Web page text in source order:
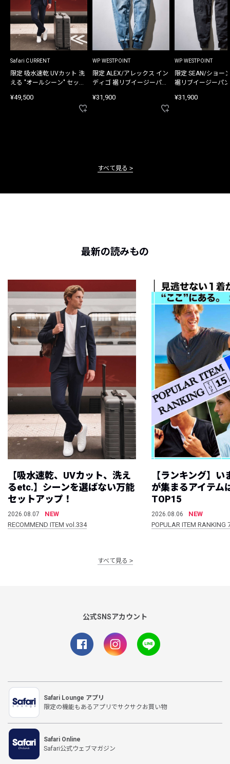
Safari CURRENT
限定 吸水速乾 UVカット 洗
える "オールシーン" セット
¥49,500
WP WESTPOINT
限定 ALEX/アレックス イン
ディゴ 裾リブイージーパン
¥31,900
WP WESTPOINT
限定 SEAN/ショー
裾リブイージーパ
¥31,900
すべて見る
最新の読みもの
【吸水速乾、UVカット、洗え
るetc.】シーンを選ばない万能
セットアップ！
2026.08.07
NEW
RECOMMEND ITEM vol.334
【ランキング】
が集まるアイテム
TOP15
2026.08.06
NEW
POPULAR ITEM
すべて見る
公式SNSアカウント
Safari Lounge アプリ
限定の機能もあるアプリでサクサクお買い物
Safari Online
Safari公式ウェブマガジン